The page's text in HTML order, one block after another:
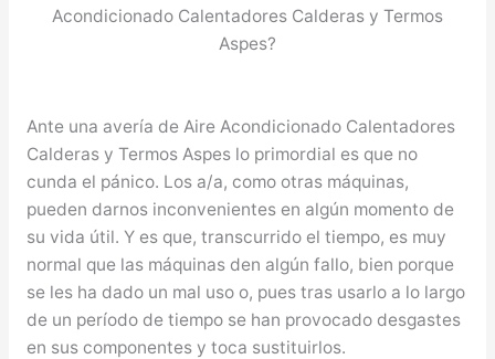
Acondicionado Calentadores Calderas y Termos
Aspes?
Ante una avería de Aire Acondicionado Calentadores
Calderas y Termos Aspes lo primordial es que no
cunda el pánico. Los a/a, como otras máquinas,
pueden darnos inconvenientes en algún momento de
su vida útil. Y es que, transcurrido el tiempo, es muy
normal que las máquinas den algún fallo, bien porque
se les ha dado un mal uso o, pues tras usarlo a lo largo
de un período de tiempo se han provocado desgastes
en sus componentes y toca sustituirlos.